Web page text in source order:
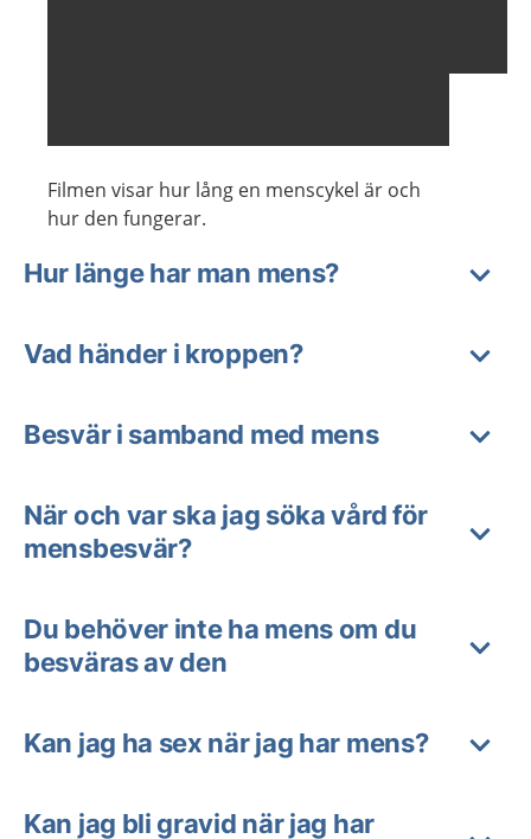
Filmen visar hur lång en menscykel är och
hur den fungerar.
Hur länge har man mens?
Vad händer i kroppen?
Besvär i samband med mens
När och var ska jag söka vård för
mensbesvär?
Du behöver inte ha mens om du
besväras av den
Kan jag ha sex när jag har mens?
Kan jag bli gravid när jag har